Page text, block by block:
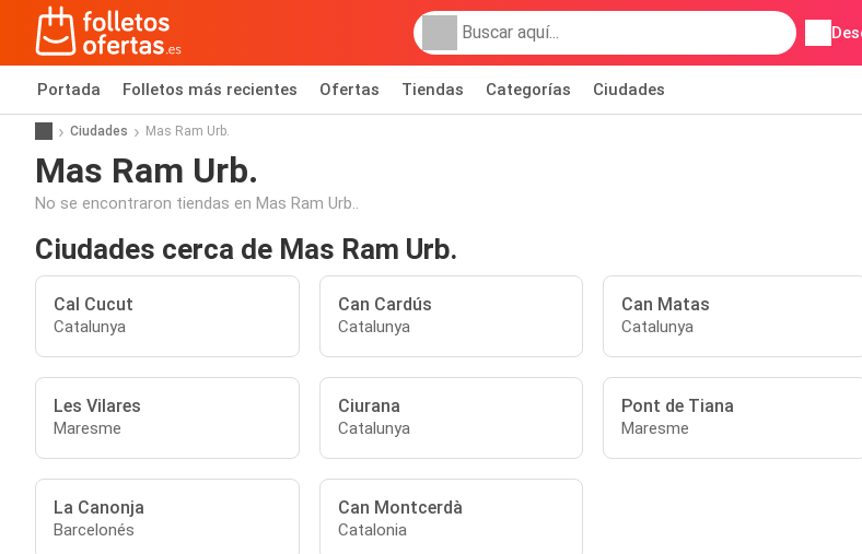
Portada Folletos más recientes Ofertas Tiendas Categorías Ciudades
Ciudades Mas Ram Urb.
Mas Ram Urb.
No se encontraron tiendas en Mas Ram Urb..
Ciudades cerca de Mas Ram Urb.
Cal Cucut
Catalunya
Can Cardús
Catalunya
Can Matas
Catalunya
Les Vilares
Maresme
Ciurana
Catalunya
Pont de Tiana
Maresme
La Canonja
Barcelonés
Can Montcerdà
Catalonia